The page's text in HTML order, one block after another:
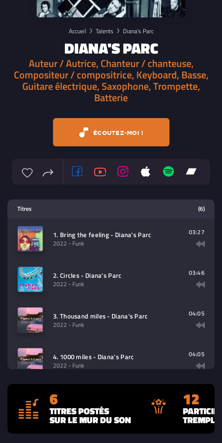
Accueil Talents Diana's Parc
DIANA'S PARC
Auteur / Autrice, Chanteur / chanteuse,
Compositeur / compositrice, Keyboard, Basse,
Guitare électrique, Saxophone, Trompette,
Batterie
ÉCOUTEZ-MOI !
contenu à lire (audio/video)
Titres (6)
1. Bring the feeling - Diana's Parc
2022 - Funk
03:27
2. Circles - Diana's Parc
2022 - Funk
03:46
3. Thousand miles - Diana's Parc
2022 - Funk
04:05
4. 1000 miles - Diana's Parc
2022 - Funk
04:05
5. Bring the Feeling - Diana's Parc
2022 - Funk
03:27
03:46
6
TITRES POSTÉS
SUR LE MUR DU SON
12